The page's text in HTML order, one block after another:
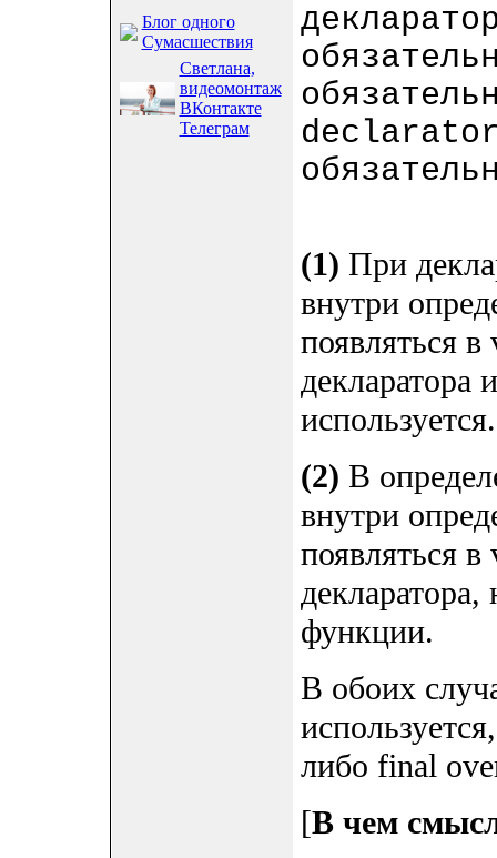
Блог одного
Сумасшествия
Светлана,
видеомонтаж
ВКонтакте
Телеграм
(1) При
внутри
появляться
декларатора
используется.
(2) В
внутри
появляться
декларатора,
функции.
В обоих
либо final
[В чем